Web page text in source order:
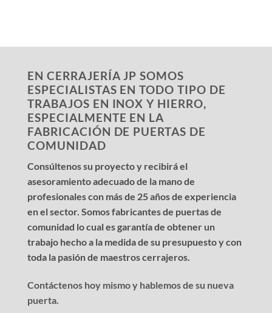
EN CERRAJERÍA JP SOMOS
ESPECIALISTAS EN TODO TIPO DE
TRABAJOS EN INOX Y HIERRO,
ESPECIALMENTE EN LA
FABRICACIÓN DE PUERTAS DE
COMUNIDAD
Consúltenos su proyecto y recibirá el
asesoramiento adecuado de la mano de
profesionales con más de 25 años de experiencia
en el sector. Somos fabricantes de puertas de
comunidad lo cual es garantía de obtener un
trabajo hecho a la medida de su presupuesto y con
toda la pasión de maestros cerrajeros.
Contáctenos hoy mismo y hablemos de su nueva
puerta.